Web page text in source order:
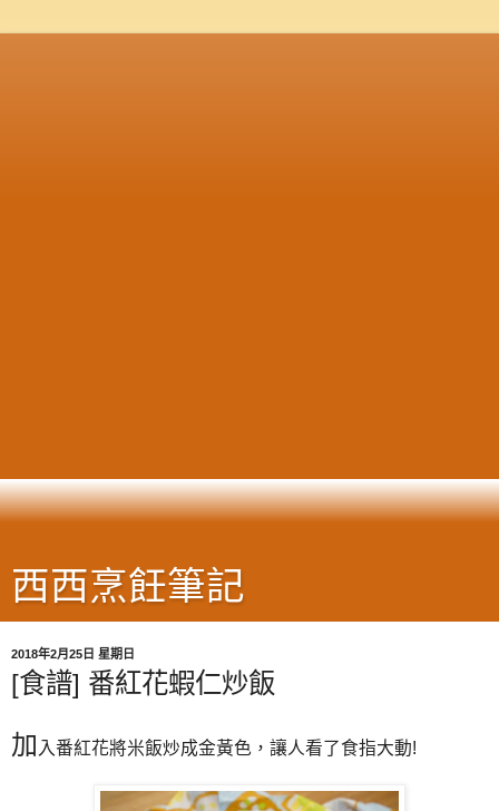
西西烹飪筆記
2018年2月25日 星期日
[食譜] 番紅花蝦仁炒飯
加 入番紅花將米飯炒成金黃色，讓人看了食指大動!